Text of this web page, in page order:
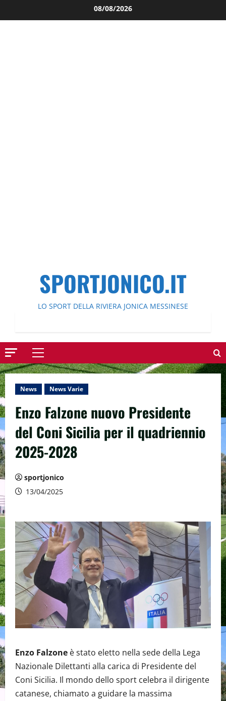
al
08/08/2026
SPORTJONICO.IT
LO SPORT DELLA RIVIERA JONICA MESSINESE
Menu
principale
News News Varie
Enzo Falzone nuovo Presidente
del Coni Sicilia per il quadriennio
2025-2028
sportjonico
13/04/2025
Enzo Falzone è stato eletto nella sede della Lega
Nazionale Dilettanti alla carica di Presidente del
Coni Sicilia. Il mondo dello sport celebra il dirigente
catanese, chiamato a guidare la massima